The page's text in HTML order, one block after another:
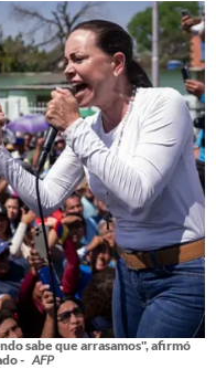
sabe que arrasamos", afirmó
- AFP